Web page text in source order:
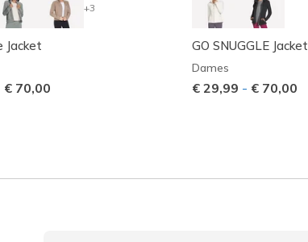
+3
Jacket
€ 70,00
GO SNUGGLE Jacket
Dames
€ 29,99 - € 70,00